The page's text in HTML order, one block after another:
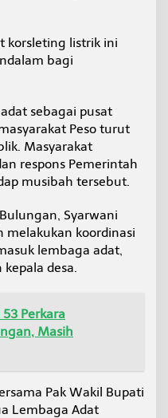
korsleting listrik ini
bagi
sebagai pusat
Peso turut
Masyarakat
respons Pemerintah
musibah tersebut.
Syarwani
melakukan koordinasi
lembaga adat,
desa.
Perkara
Masih
Pak Wakil Bupati
Lembaga Adat